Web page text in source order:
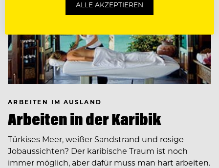
ARBEITEN IM AUSLAND
Arbeiten in der Karibik
Türkises Meer, weißer Sandstrand und rosige
Jobaussichten? Der karibische Traum ist noch
immer möglich, aber dafür muss man hart arbeiten.
ALLE AKZEPTIEREN